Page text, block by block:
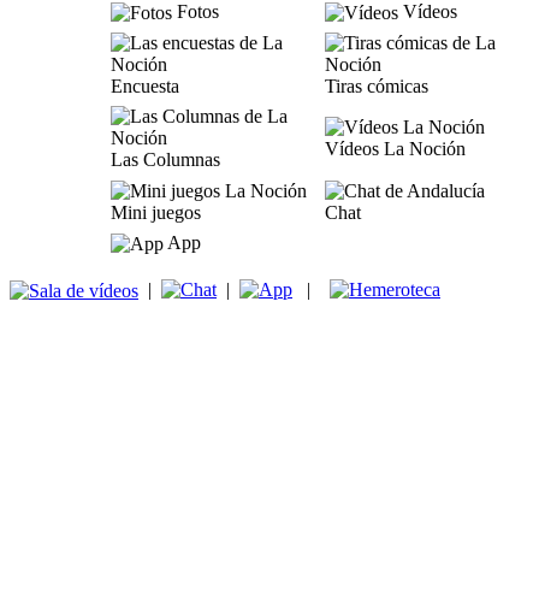
Fotos
Vídeos
Encuesta Tiras cómicas
Las Columnas
Vídeos La Noción
Mini juegos
Chat
App
| | |